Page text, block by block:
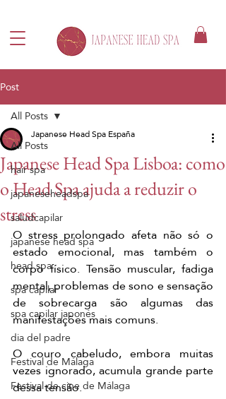
Post
All Posts
hair spa
japaneseheadspa
saludcapilar
japanese head spa
head spa
spa capilar
spa capilar japonés
dia del padre
Festival de Málaga
Festival de cine de Málaga
All Posts
Japanese Head Spa Lisboa: como
o Head Spa ajuda a reduzir o
stress
Japanese Head Spa España
O stress prolongado afeta não só o
estado emocional, mas também o
corpo físico. Tensão muscular, fadiga
mental, problemas de sono e sensação
de sobrecarga são algumas das
manifestações mais comuns.
O couro cabeludo, embora muitas
vezes ignorado, acumula grande parte
dessa tensão.